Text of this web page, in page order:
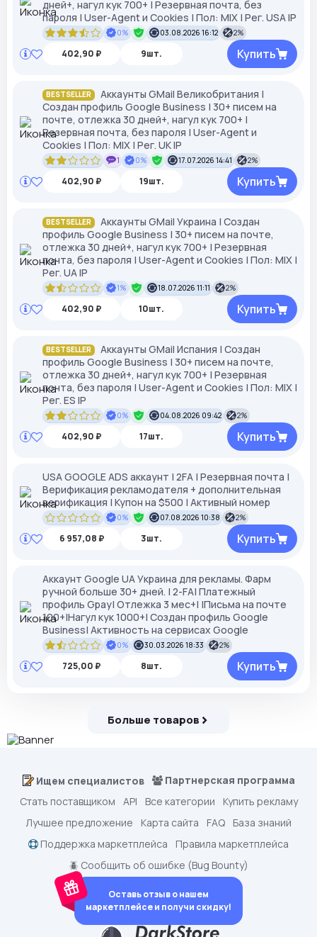
дней+, нагул кук 700+ | Резервная почта, без
пароля | User-Agent и Cookies | Пол: MIX | Рег. USA IP
0% 03.08.2026 16:12 2%
402,90 ₽ 9шт. Купить
BESTSELLER
Аккаунты GMail Великобритания |
Создан профиль Google Business | 30+ писем на
почте, отлежка 30 дней+, нагул кук 700+ |
Резервная почта, без пароля | User-Agent и
Cookies | Пол: MIX | Рег. UK IP
1 0% 17.07.2026 14:41 2%
402,90 ₽ 19шт. Купить
BESTSELLER
Аккаунты GMail Украина | Создан
профиль Google Business | 30+ писем на почте,
отлежка 30 дней+, нагул кук 700+ | Резервная
почта, без пароля | User-Agent и Cookies | Пол: MIX |
Рег. UA IP
1% 18.07.2026 11:11 2%
402,90 ₽ 10шт. Купить
BESTSELLER
Аккаунты GMail Испания | Создан
профиль Google Business | 30+ писем на почте,
отлежка 30 дней+, нагул кук 700+ | Резервная
почта, без пароля | User-Agent и Cookies | Пол: MIX |
Рег. ES IP
0% 04.08.2026 09:42 2%
402,90 ₽ 17шт. Купить
USA GOOGLE ADS аккаунт | 2FA | Резервная почта |
Верификация рекламодателя + дополнительная
верификация | Купон на $500 | Активный номер
0% 07.08.2026 10:38 2%
6 957,08 ₽ 3шт. Купить
Аккаунт Google UA Украина для рекламы. Фарм
ручной больше 30+ дней. | 2-FA| Платежный
профиль Gpay| Отлежка 3 мес+| |Письма на почте
100+|Нагул кук 1000+| Создан профиль Google
Business| Активность на сервисах Google
0% 30.03.2026 18:33 2%
725,00 ₽ 8шт. Купить
Больше товаров
Ищем специалистов
Партнерская программа
Стать поставщиком
API Все категории
Купить рекламу
Лучшее предложение
Карта сайта FAQ
База знаний
Поддержка маркетплейса
Правила маркетплейса
🪲 Сообщить об ошибке (Bug Bounty)
Оставь отзыв о нашем
маркетплейсе и получи скидку!